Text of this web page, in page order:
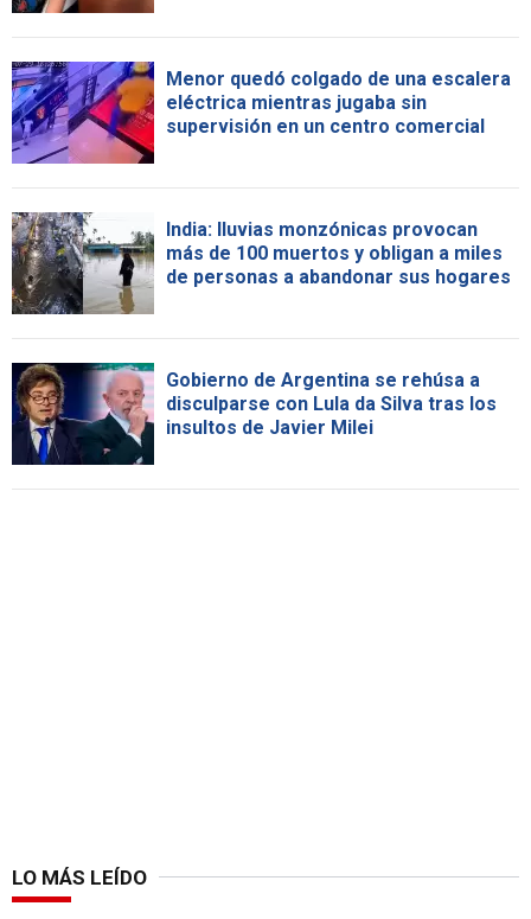
Menor quedó colgado de una escalera
eléctrica mientras jugaba sin
supervisión en un centro comercial
India: lluvias monzónicas provocan
más de 100 muertos y obligan a miles
de personas a abandonar sus hogares
Gobierno de Argentina se rehúsa a
disculparse con Lula da Silva tras los
insultos de Javier Milei
LO MÁS LEÍDO